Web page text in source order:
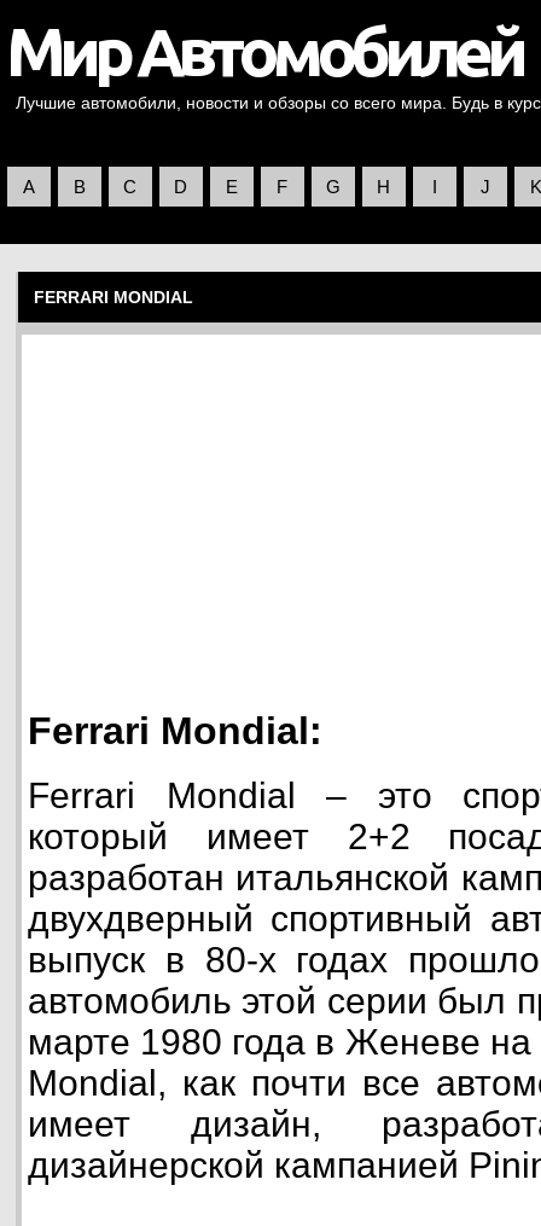
Лучшие автомобили, новости и обзоры со всего мира. Будь в
A B C D E F G H I J K
FERRARI MONDIAL
Ferrari Mondial:
Ferrari Mondial – это
который имеет 2+2
разработан итальянской
двухдверный спортивный
выпуск в 80-х годах
автомобиль этой серии был
марте 1980 года в Женеве
Mondial, как почти все
имеет дизайн,
дизайнерской кампанией